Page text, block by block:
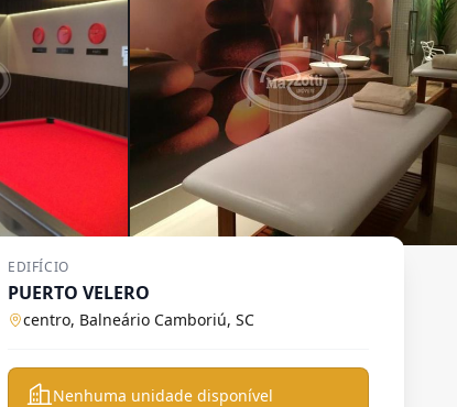
EDIFÍCIO
PUERTO VELERO
centro, Balneário Camboriú, SC
Nenhuma unidade disponível